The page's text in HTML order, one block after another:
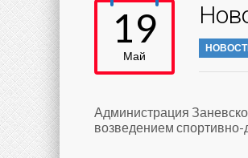
19
Май
Администрация
возведением спортивно-